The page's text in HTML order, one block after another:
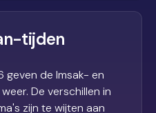
tijden
geven de Imsak- en
De verschillen in
zijn te wijten aan